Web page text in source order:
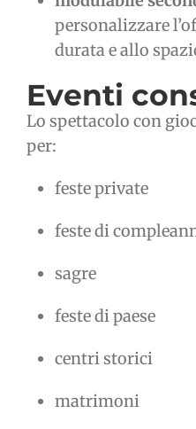
personalizzare
durata e allo
Eventi
Lo spettacolo con
per:
feste private
feste di
sagre
feste di paese
centri storici
matrimoni